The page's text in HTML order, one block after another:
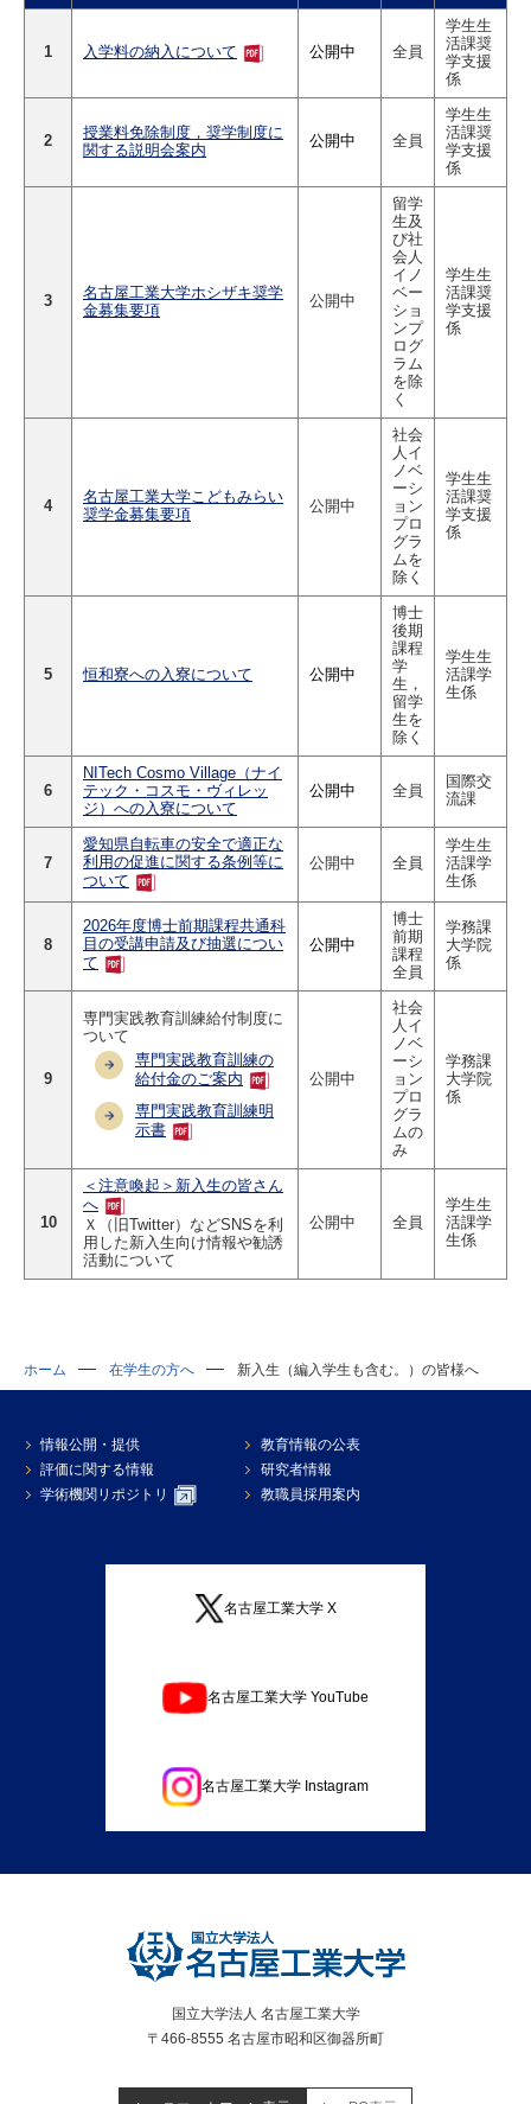
1 入学料の納入について 公開中 全員
学生生
活課奨
学支援
係
2
授業料免除制度，奨学制度に
関する説明会案内
公開中 全員
学生生
活課奨
学支援
係
3
名古屋工業大学ホシザキ奨学
金募集要項
公開中
留学
生及
び社
会人
イノ
ベー
ショ
ンプ
ログ
ラム
を除
く
学生生
活課奨
学支援
係
4
名古屋工業大学こどもみらい
奨学金募集要項
公開中
社会
人イ
ノベ
ーシ
ョン
プロ
グラ
ムを
除く
学生生
活課奨
学支援
係
5 恒和寮への入寮について 公開中
博士
後期
課程
学
生，
留学
生を
除く
学生生
活課学
生係
6
NITech Cosmo Village（ナイ
テック・コスモ・ヴィレッ
ジ）への入寮について
公開中 全員
国際交
流課
7
愛知県自転車の安全で適正な
利用の促進に関する条例等に
ついて
公開中 全員
学生生
活課学
生係
8
2026年度博士前期課程共通科
目の受講申請及び抽選につい
て
公開中
博士
前期
課程
全員
学務課
大学院
係
9
専門実践教育訓練給付制度に
ついて
専門実践教育訓練の
給付金のご案内
専門実践教育訓練明
示書
公開中
社会
人イ
ノベ
ーシ
ョン
プロ
グラ
ムの
み
学務課
大学院
係
10
＜注意喚起＞新入生の皆さん
へ
Ｘ（旧Twitter）などSNSを利
用した新入生向け情報や勧誘
活動について
公開中 全員
学生生
活課学
生係
ホーム 在学生の方へ 新入生（編入学生も含む。）の皆様へ
情報公開・提供
教育情報の公表
評価に関する情報
研究者情報
学術機関リポジトリ
教職員採用案内
名古屋工業大学 X
名古屋工業大学 YouTube
名古屋工業大学 Instagram
国立大学法人 名古屋工業大学
〒466-8555 名古屋市昭和区御器所町